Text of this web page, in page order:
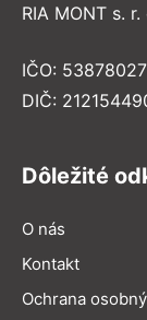
RIA MONT s. r.
IČO: 53878027
DIČ:
Dôležité
O nás
Kontakt
Ochrana